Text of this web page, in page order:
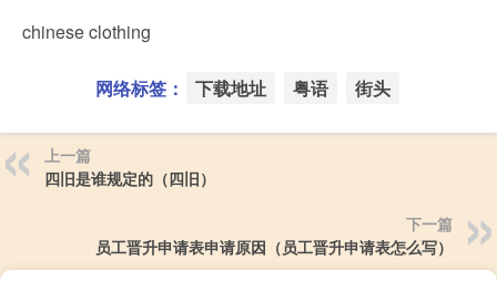
chinese clothing
网络标签： 下载地址 粤语 街头
上一篇
四旧是谁规定的（四旧）
下一篇
员工晋升申请表申请原因（员工晋升申请表怎么写）